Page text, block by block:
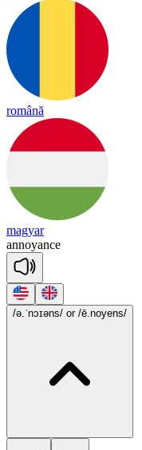
română
magyar
annoyance
/ə.ˈnɔɪəns/ or /ē.noyens/